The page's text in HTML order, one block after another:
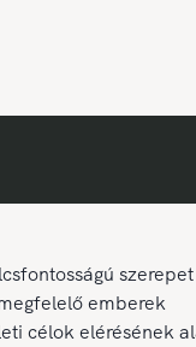
emberek
célok elérésének